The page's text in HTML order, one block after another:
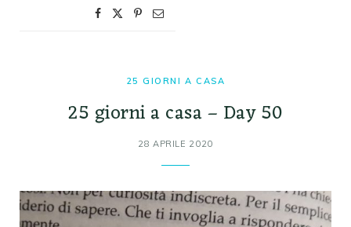
25 GIORNI A CASA
25 giorni a casa – Day 50
28 APRILE 2020